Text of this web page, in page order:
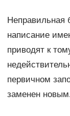
Неправильная
написание
приводят к
первичном
заменен